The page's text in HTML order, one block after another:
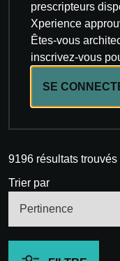
Trier par
9196 résultats trouvés
prescripteurs
Xperience
Êtes-vous
inscrivez-vous
SE